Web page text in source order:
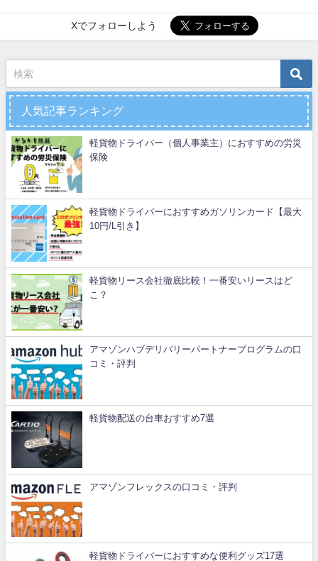
Xでフォローしよう
人気記事ランキング
軽貨物ドライバー（個人事業主）におすすめの労災
保険
軽貨物ドライバーにおすすめガソリンカード【最大
10円/L引き】
軽貨物リース会社徹底比較！一番安いリースはど
こ？
アマゾンハブデリバリーパートナープログラムの口
コミ・評判
軽貨物配送の台車おすすめ7選
アマゾンフレックスの口コミ・評判
軽貨物ドライバーにおすすめな便利グッズ17選